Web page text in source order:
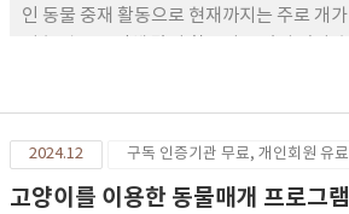
인 동물 중재 활동으로 현재까지는 주로 개
료 효과를 분석하였다. 개와 비교를 통해
2024.12 구독 인증기관 무료, 개인회원 유료
고양이를 이용한 동물매개 프로그